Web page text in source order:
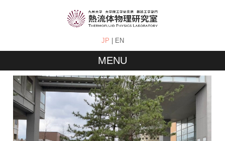
JP EN
MENU
ホーム
メンバー
研究内容
イベント
コンタクト